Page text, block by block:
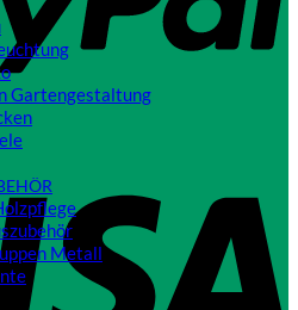
Gartengestaltung
Metall